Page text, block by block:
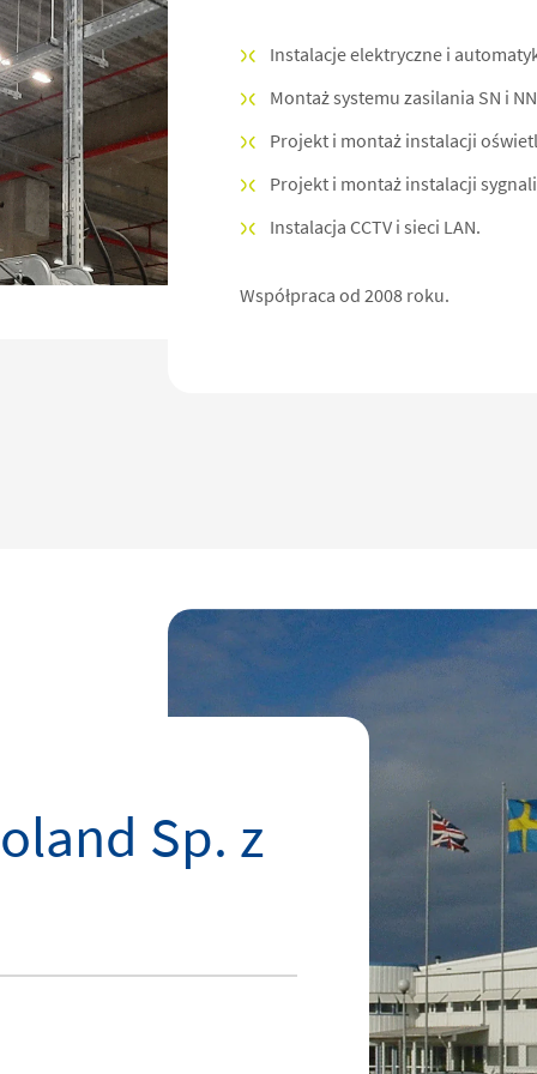
Instalacje elektryczne i
Montaż systemu zasilania SN i
Projekt i montaż instalacji
Projekt i montaż instalacji
Instalacja CCTV i sieci LAN.
Współpraca od 2008 roku.
Sp. z